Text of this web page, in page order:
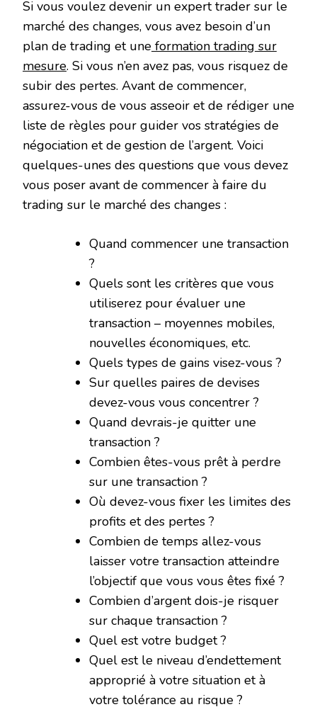
Si vous voulez devenir un expert trader sur le
marché des changes, vous avez besoin d’un
plan de trading et une formation trading sur
mesure. Si vous n’en avez pas, vous risquez de
subir des pertes. Avant de commencer,
assurez-vous de vous asseoir et de rédiger une
liste de règles pour guider vos stratégies de
négociation et de gestion de l’argent. Voici
quelques-unes des questions que vous devez
vous poser avant de commencer à faire du
trading sur le marché des changes :
Quand commencer une transaction
?
Quels sont les critères que vous
utiliserez pour évaluer une
transaction – moyennes mobiles,
nouvelles économiques, etc.
Quels types de gains visez-vous ?
Sur quelles paires de devises
devez-vous vous concentrer ?
Quand devrais-je quitter une
transaction ?
Combien êtes-vous prêt à perdre
sur une transaction ?
Où devez-vous fixer les limites des
profits et des pertes ?
Combien de temps allez-vous
laisser votre transaction atteindre
l’objectif que vous vous êtes fixé ?
Combien d’argent dois-je risquer
sur chaque transaction ?
Quel est votre budget ?
Quel est le niveau d’endettement
approprié à votre situation et à
votre tolérance au risque ?